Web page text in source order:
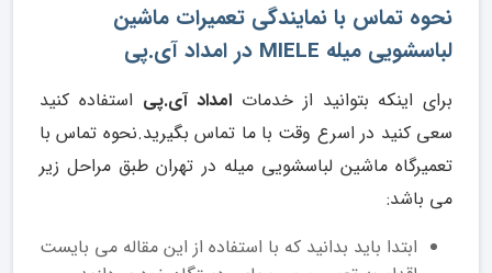
نحوه تماس با نمایندگی تعمیرات ماشین
لباسشویی میله MIELE در امداد آی.پی
برای اینکه بتوانید از خدمات امداد آی.پی استفاده کنید
سعی کنید در اسرع وقت با ما تماس بگیرید.نحوه تماس با
تعمیرگاه ماشین لباسشویی میله در تهران طبق مراحل زیر
می باشد:
ابتدا باید بدانید که با استفاده از این مقاله می بایست